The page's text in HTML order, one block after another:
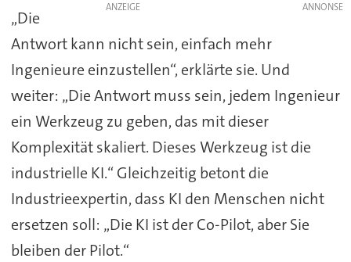
ANZEIGE
„Die
Antwort kann nicht sein, einfach mehr
Ingenieure einzustellen“, erklärte sie. Und
weiter: „Die Antwort muss sein, jedem Ingenieur
ein Werkzeug zu geben, das mit dieser
Komplexität skaliert. Dieses Werkzeug ist die
industrielle KI.“ Gleichzeitig betont die
Industrieexpertin, dass KI den Menschen nicht
ersetzen soll: „Die KI ist der Co-Pilot, aber Sie
bleiben der Pilot.“